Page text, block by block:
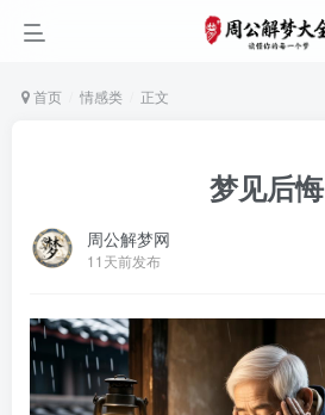
首页 情感类 正文
梦见后悔
周公解梦网
11天前发布